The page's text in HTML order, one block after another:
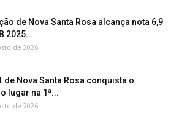
de Nova Santa Rosa alcança nota 6,9
2025...
de 2026
de Nova Santa Rosa conquista o
lugar na 1ª...
de 2026